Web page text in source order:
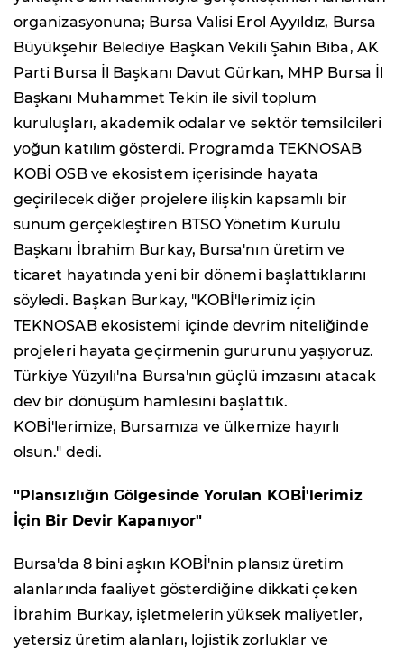
organizasyonuna; Bursa Valisi Erol Ayyıldız, Bursa
Büyükşehir Belediye Başkan Vekili Şahin Biba, AK
Parti Bursa İl Başkanı Davut Gürkan, MHP Bursa İl
Başkanı Muhammet Tekin ile sivil toplum
kuruluşları, akademik odalar ve sektör temsilcileri
yoğun katılım gösterdi. Programda TEKNOSAB
KOBİ OSB ve ekosistem içerisinde hayata
geçirilecek diğer projelere ilişkin kapsamlı bir
sunum gerçekleştiren BTSO Yönetim Kurulu
Başkanı İbrahim Burkay, Bursa'nın üretim ve
ticaret hayatında yeni bir dönemi başlattıklarını
söyledi. Başkan Burkay, "KOBİ'lerimiz için
TEKNOSAB ekosistemi içinde devrim niteliğinde
projeleri hayata geçirmenin gururunu yaşıyoruz.
Türkiye Yüzyılı'na Bursa'nın güçlü imzasını atacak
dev bir dönüşüm hamlesini başlattık.
KOBİ'lerimize, Bursamıza ve ülkemize hayırlı
olsun." dedi.
"Plansızlığın Gölgesinde Yorulan KOBİ'lerimiz
İçin Bir Devir Kapanıyor"
Bursa'da 8 bini aşkın KOBİ'nin plansız üretim
alanlarında faaliyet gösterdiğine dikkati çeken
İbrahim Burkay, işletmelerin yüksek maliyetler,
yetersiz üretim alanları, lojistik zorluklar ve